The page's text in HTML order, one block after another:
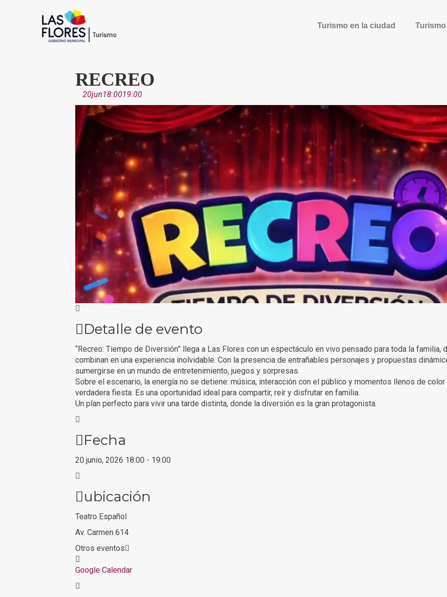
Turismo en la ciudad
RECREO
20jun18:0019:00
Detalle de evento
“Recreo: Tiempo de Diversión” llega a Las Flores con un espectáculo en vivo pensado para toda la familia,
combinan en una experiencia inolvidable. Con la presencia de entrañables personajes y propuestas
sumergirse en un mundo de entretenimiento, juegos y sorpresas.
Sobre el escenario, la energía no se detiene: música, interacción con el público y momentos llenos de
verdadera fiesta. Es una oportunidad ideal para compartir, reír y disfrutar en familia.
Un plan perfecto para vivir una tarde distinta, donde la diversión es la gran protagonista.
Fecha
20 junio, 2026 18:00 - 19:00
ubicación
Teatro Español
Av. Carmen 614
Otros eventos
Google Calendar